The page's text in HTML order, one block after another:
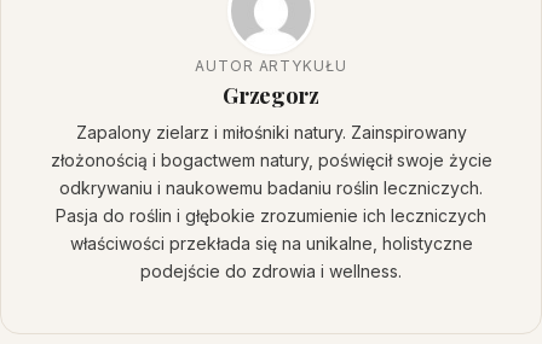
AUTOR ARTYKUŁU
Grzegorz
Zapalony zielarz i miłośniki natury. Zainspirowany
złożonością i bogactwem natury, poświęcił swoje życie
odkrywaniu i naukowemu badaniu roślin leczniczych.
Pasja do roślin i głębokie zrozumienie ich leczniczych
właściwości przekłada się na unikalne, holistyczne
podejście do zdrowia i wellness.